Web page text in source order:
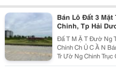
Bán Lô Đất 3
Chinh, Tp Hải
Vị Trí Đẹp
Đấ T M Ặ T Đườ Ng
Chính Ch Ủ C Ầ N
Tr Ườ Ng Chinh Trục
H Ả I D Ươ Ng - Di Ệ N Tích 789M2, Lô Góc 3 M Ặ T Ti Ề